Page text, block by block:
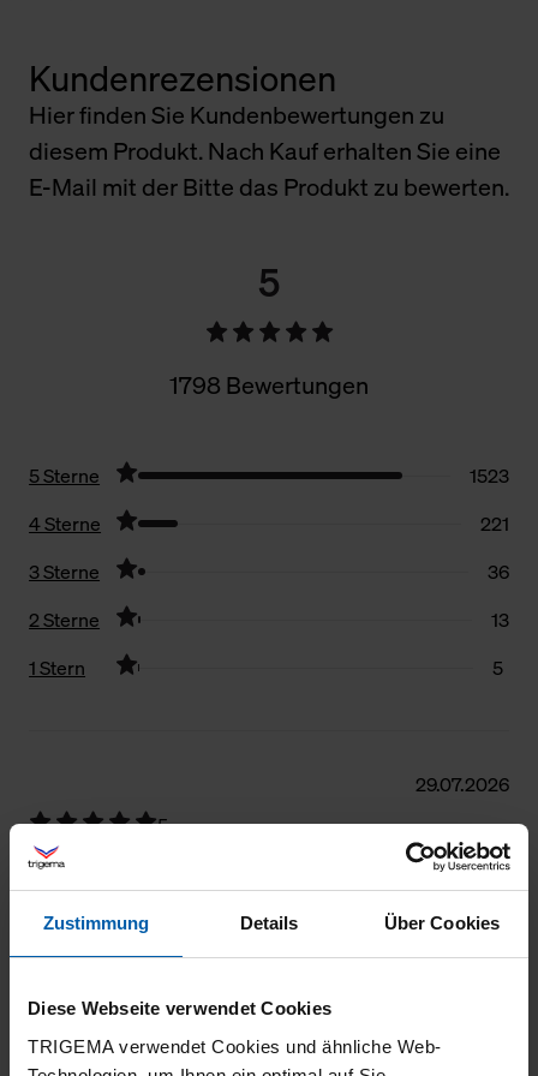
Zustimmung Details Über Cookies
Diese Webseite verwendet Cookies
TRIGEMA verwendet Cookies und ähnliche Web-
Kundenrezensionen
Hier finden Sie Kundenbewertungen zu
diesem Produkt. Nach Kauf erhalten Sie eine
E-Mail mit der Bitte das Produkt zu bewerten.
5
1798 Bewertungen
5 Sterne
1523
4 Sterne
221
3 Sterne
36
2 Sterne
13
1 Stern
5
29.07.2026
5
Sehr angenehm zu tragen und robust
5